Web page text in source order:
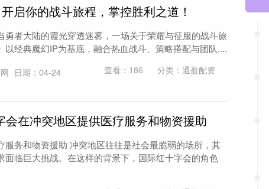
启你的战斗旅程，掌控胜利之道！
勇者大陆的霞光穿透迷雾，一场关于荣耀与征服的战斗旅
经典魔幻IP为基底，融合热血战斗、策略搭配与团队....
日期：04-24 查看： 186 分类： 通盈配资
会在冲突地区提供医疗服务和物资援助
服务和物资援助 冲突地区往往是社会最脆弱的场所，其
面临巨大挑战。在这样的背景下，国际红十字会的角色